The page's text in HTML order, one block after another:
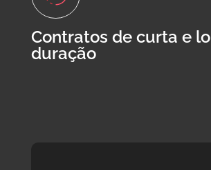
Contratos de curta e
duração